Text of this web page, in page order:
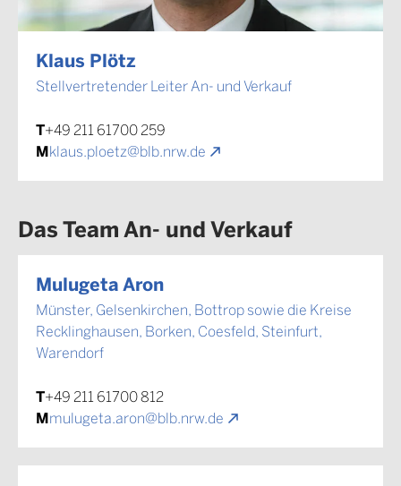
Klaus Plötz
Stellvertretender Leiter An- und Verkauf
T+49 211 61700 259
Mklaus.ploetz@blb.nrw.de
Das Team An- und Verkauf
Mulugeta Aron
Münster, Gelsenkirchen, Bottrop sowie die Kreise
Recklinghausen, Borken, Coesfeld, Steinfurt,
Warendorf
T+49 211 61700 812
Mmulugeta.aron@blb.nrw.de